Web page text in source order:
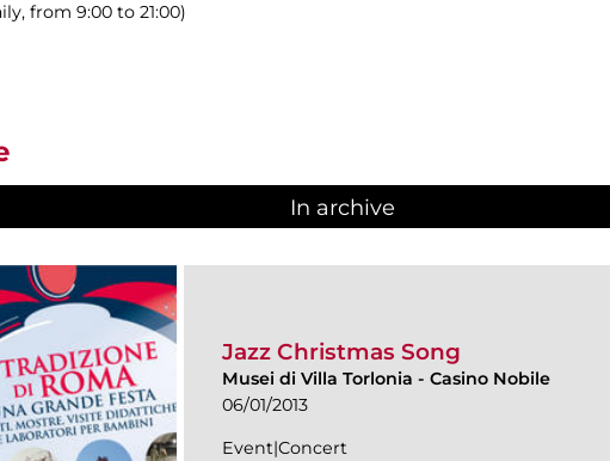
from 9:00 to 21:00)
In archive
Jazz Christmas Song
Musei di Villa Torlonia - Casino Nobile
06/01/2013
Event|Concert